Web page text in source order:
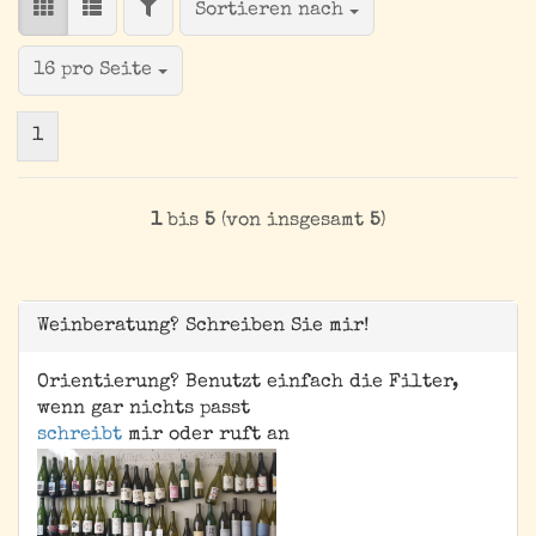
FILTERSortieren nach
Sortieren nach
16 pro Seite
pro Seite
1
1bis 5(von insgesamt 5)
Weinberatung? Schreiben Sie mir!
Orientierung? Benutzt einfach die Filter,
wenn gar nichts passt
schreibt mir oder ruft an